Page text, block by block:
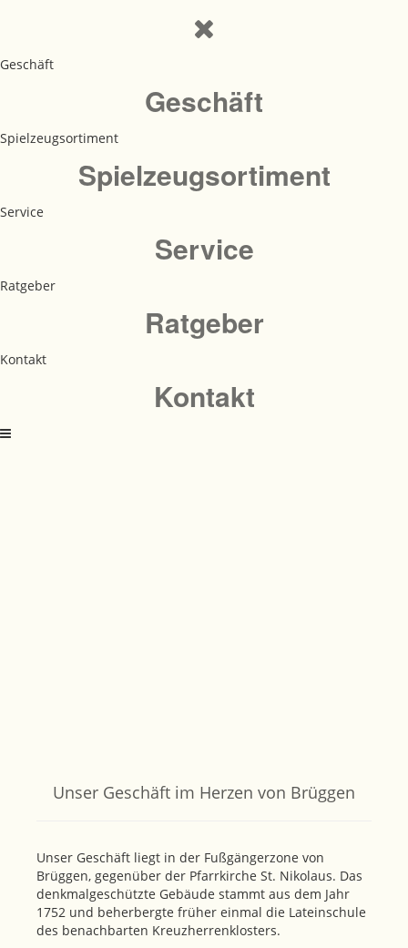
Geschäft
Geschäft
Spielzeugsortiment
Spielzeugsortiment
Service
Service
Ratgeber
Ratgeber
Kontakt
Kontakt
Unser Geschäft im Herzen von Brüggen
Unser Geschäft liegt in der Fußgängerzone von
Brüggen, gegenüber der Pfarrkirche St. Nikolaus. Das
denkmalgeschützte Gebäude stammt aus dem Jahr
1752 und beherbergte früher einmal die Lateinschule
des benachbarten Kreuzherrenklosters.